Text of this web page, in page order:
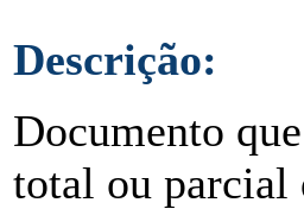
Descrição:
Documento
total ou parcial